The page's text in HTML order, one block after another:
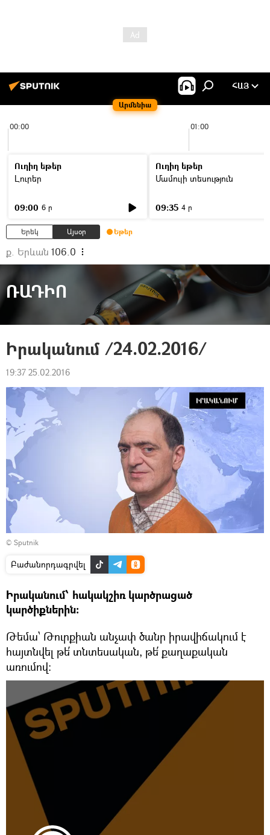
Արմենիա
ՀԱՅ
00:00 01:00
Ուղիղ եթեր
Լուրեր
09:00 6 ր
Ուղիղ եթեր
Մամուլի տեսություն
09:35 4 ր
Երեկ Այսօր Եթեր
ք. Երևան 106.0
ՌԱԴԻՈ
Իրականում /24.02.2016/
19:37 25.02.2016
© Sputnik
Բաժանորդագրվել
Իրականում՝ հակակշիռ կարծրացած
կարծիքներին:
Թեմա՝ Թուրքիան անչափ ծանր իրավիճակում է
հայտնվել թե՛ տնտեսական, թե՛ քաղաքական
առումով: